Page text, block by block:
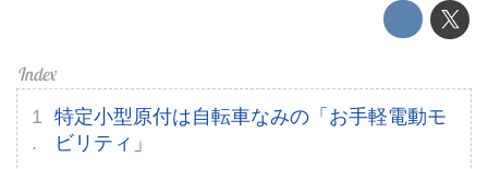
EV
電動バイク
特定小型原付は自転車なみの「お手軽電動モ
ビリティ」